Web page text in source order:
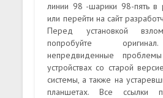
линии 98 -шарики 98-пять
или перейти на сайт
Перед установкой
попробуйте
непредвиденные
устройствах со старой
системы, а также на
планшетах. Все ссылки